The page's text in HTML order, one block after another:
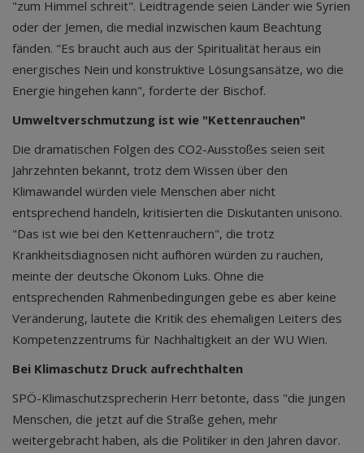
"zum Himmel schreit". Leidtragende seien Länder wie Syrien
oder der Jemen, die medial inzwischen kaum Beachtung
fänden. "Es braucht auch aus der Spiritualität heraus ein
energisches Nein und konstruktive Lösungsansätze, wo die
Energie hingehen kann", forderte der Bischof.
Umweltverschmutzung ist wie "Kettenrauchen"
Die dramatischen Folgen des CO2-Ausstoßes seien seit
Jahrzehnten bekannt, trotz dem Wissen über den
Klimawandel würden viele Menschen aber nicht
entsprechend handeln, kritisierten die Diskutanten unisono.
"Das ist wie bei den Kettenrauchern", die trotz
Krankheitsdiagnosen nicht aufhören würden zu rauchen,
meinte der deutsche Ökonom Luks. Ohne die
entsprechenden Rahmenbedingungen gebe es aber keine
Veränderung, lautete die Kritik des ehemaligen Leiters des
Kompetenzzentrums für Nachhaltigkeit an der WU Wien.
Bei Klimaschutz Druck aufrechthalten
SPÖ-Klimaschutzsprecherin Herr betonte, dass "die jungen
Menschen, die jetzt auf die Straße gehen, mehr
weitergebracht haben, als die Politiker in den Jahren davor.